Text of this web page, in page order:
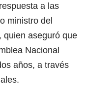
a las
ministro del
, quien aseguró que
Nacional
años, a través